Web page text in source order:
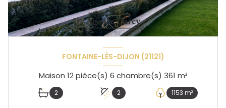
FONTAINE-LÈS-DIJON (21121)
Maison 12 pièce(s) 6 chambre(s) 361 m²
2 2 1153 m²